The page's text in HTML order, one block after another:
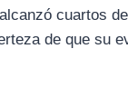
cuartos
de que su